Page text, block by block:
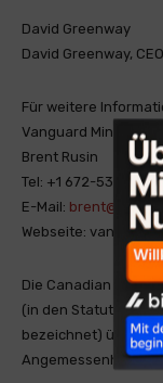
David Greenway
David Greenway, CEO
Für weitere
Vanguard Mining
Brent Rusin
Tel: +1 672-533-0348
E-Mail:
Webseite:
Die Canadian
(in den Statuten der
bezeichnet)
Angemessenheit